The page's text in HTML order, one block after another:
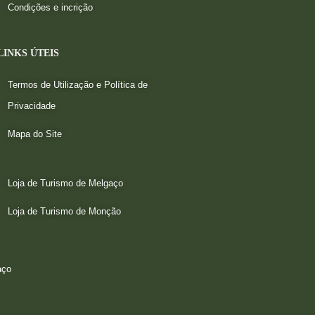
Condições e incrição
ÚTEIS
Termos de Utilização e Política de
Privacidade
Mapa do Site
Loja de Turismo de Melgaço
Loja de Turismo de Monção